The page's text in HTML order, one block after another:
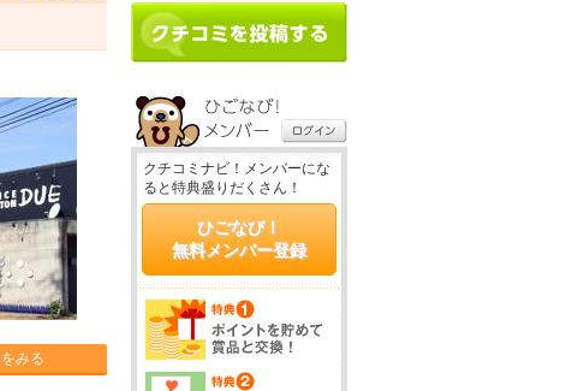
みる
クチコミナビ！メンバーにな
ると特典盛りだくさん！
ひごなび！
無料メンバー登録